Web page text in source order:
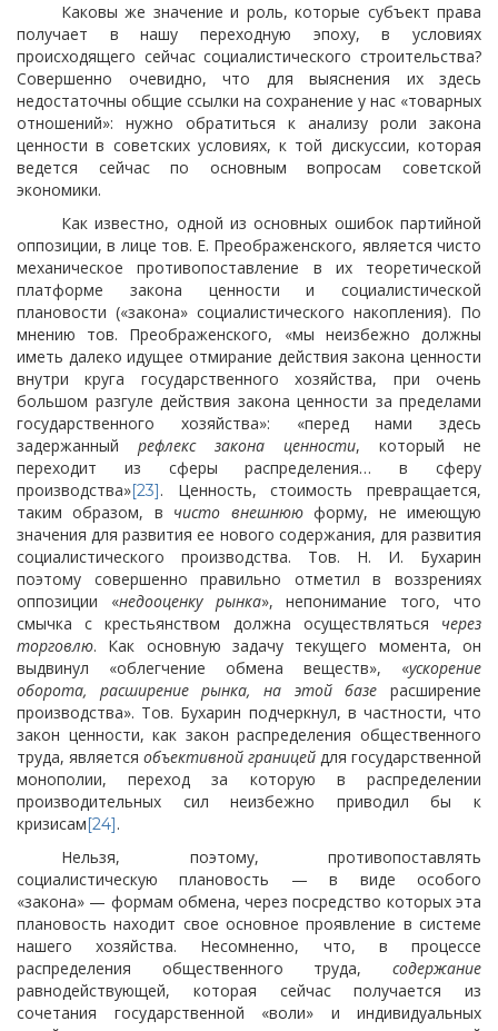
Каковы же значение и роль, которые субъект права
получает в нашу переходную эпоху, в условиях
происходящего сейчас социалистического строительства?
Совершенно очевидно, что для выяснения их здесь
недостаточны общие ссылки на сохранение у нас «товарных
отношений»: нужно обратиться к анализу роли закона
ценности в советских условиях, к той дискуссии, которая
ведется сейчас по основным вопросам советской
экономики.
Как известно, одной из основных ошибок партийной
оппозиции, в лице тов. Е. Преображенского, является чисто
механическое противопоставление в их теоретической
платформе закона ценности и социалистической
плановости («закона» социалистического накопления). По
мнению тов. Преображенского, «мы неизбежно должны
иметь далеко идущее отмирание действия закона ценности
внутри круга государственного хозяйства, при очень
большом разгуле действия закона ценности за пределами
государственного хозяйства»: «перед нами здесь
задержанный рефлекс закона ценности, который не
переходит из сферы распределения… в сферу
производства»[23]. Ценность, стоимость превращается,
таким образом, в чисто внешнююформу, не имеющую
значения для развития ее нового содержания, для развития
социалистического производства. Тов. Н. И. Бухарин
поэтому совершенно правильно отметил в воззрениях
оппозиции «недооценку рынка», непонимание того, что
смычка с крестьянством должна осуществляться через
торговлю. Как основную задачу текущего момента, он
выдвинул «облегчение обмена веществ», «ускорение
оборота, расширение рынка, на этой базе расширение
производства». Тов. Бухарин подчеркнул, в частности, что
закон ценности, как закон распределения общественного
труда, является объективной границей для государственной
монополии, переход за которую в распределении
производительных сил неизбежно приводил бы к
кризисам[24].
Нельзя, поэтому, противопоставлять
социалистическую плановость — в виде особого
«закона» — формам обмена, через посредство которых эта
плановость находит свое основное проявление в системе
нашего хозяйства. Несомненно, что, в процессе
распределения общественного труда, содержание
равнодействующей, которая сейчас получается из
сочетания государственной «воли» и индивидуальных